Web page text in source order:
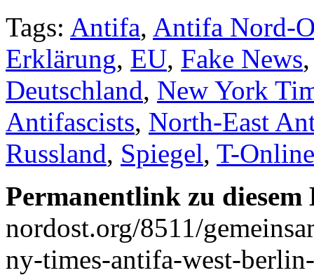
Tags: Antifa, Antifa Nord-
Erklärung, EU, Fake News
Deutschland, New York
Antifascists, North-East
Russland, Spiegel, T-Online
Permanentlink zu
nordost.org/8511/
ny-times-antifa-west-